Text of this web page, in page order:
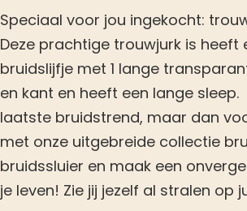
Speciaal voor jou ingekocht:
Deze prachtige trouwjurk is
bruidslijfje met 1 lange
en kant en heeft een lange
laatste bruidstrend, maar dan
met onze uitgebreide collectie
bruidssluier en maak een
je leven! Zie jij jezelf al stralen op